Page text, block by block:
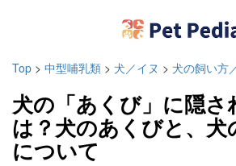
Top > 中型哺乳類 > 犬／イヌ > 犬の飼い方
犬の「あくび」に隠さ
は？犬のあくびと、犬
について